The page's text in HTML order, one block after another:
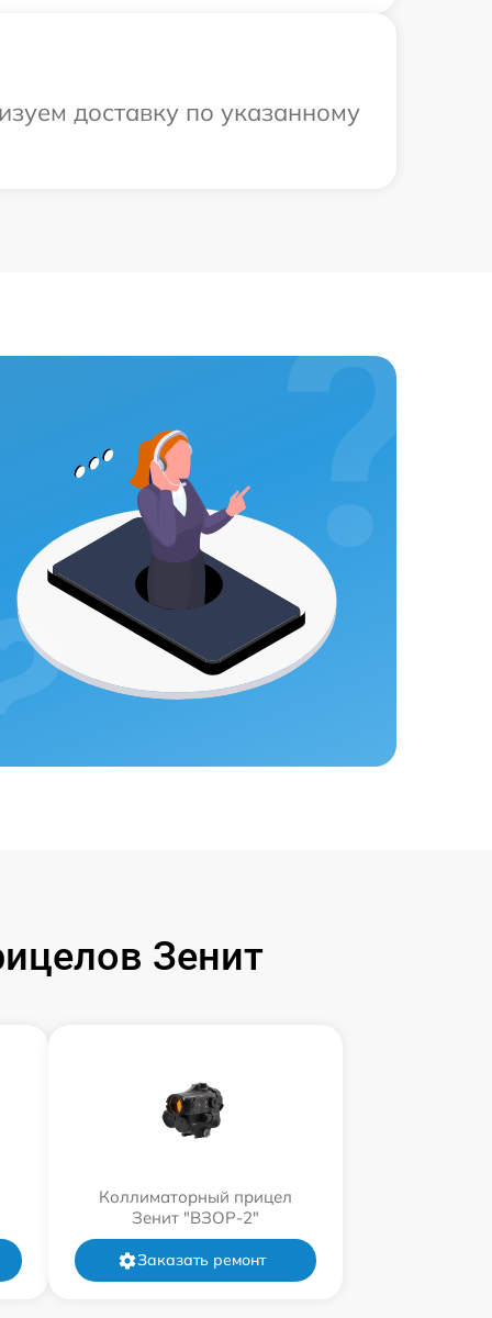
доставку по указанному
Зенит
Коллиматорный прицел
Зенит "ВЗОР-2"
Заказать ремонт